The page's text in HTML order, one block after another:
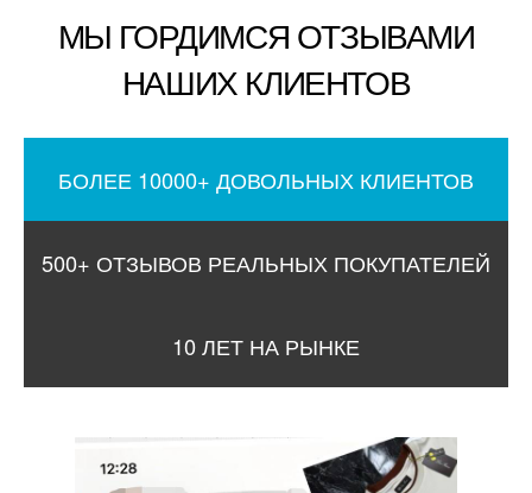
МЫ ГОРДИМСЯ ОТЗЫВАМИ
НАШИХ КЛИЕНТОВ
БОЛЕЕ 10000+ ДОВОЛЬНЫХ КЛИЕНТОВ
500+ ОТЗЫВОВ РЕАЛЬНЫХ ПОКУПАТЕЛЕЙ
10 ЛЕТ НА РЫНКЕ